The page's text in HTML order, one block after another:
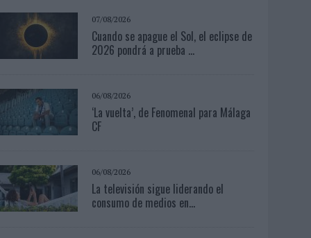
07/08/2026
Cuando se apague el Sol, el eclipse de
2026 pondrá a prueba ...
06/08/2026
‘La vuelta’, de Fenomenal para Málaga
CF
06/08/2026
La televisión sigue liderando el
consumo de medios en...